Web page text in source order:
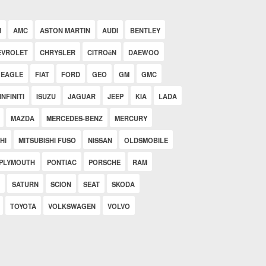
AMC ASTON MARTIN AUDI BENTLEY
CHRYSLER CITROëN DAEWOO
EAGLE FIAT FORD GEO GM GMC
INFINITI ISUZU JAGUAR JEEP KIA LADA
MAZDA MERCEDES-BENZ MERCURY
MITSUBISHI FUSO NISSAN OLDSMOBILE
PONTIAC PORSCHE RAM
SATURN SCION SEAT SKODA
TOYOTA VOLKSWAGEN VOLVO